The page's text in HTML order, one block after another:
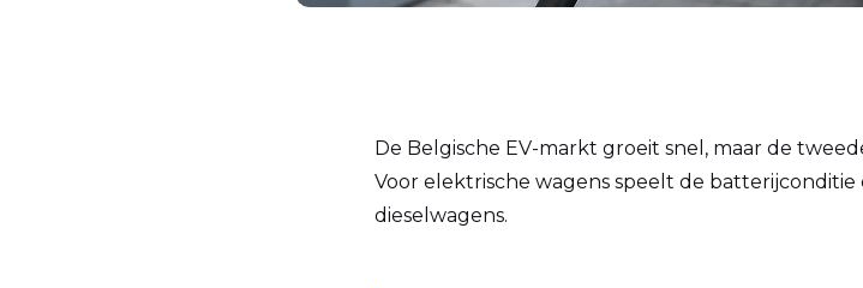
De Belgische EV-markt groeit snel, maar de
Voor elektrische wagens speelt de
dieselwagens.